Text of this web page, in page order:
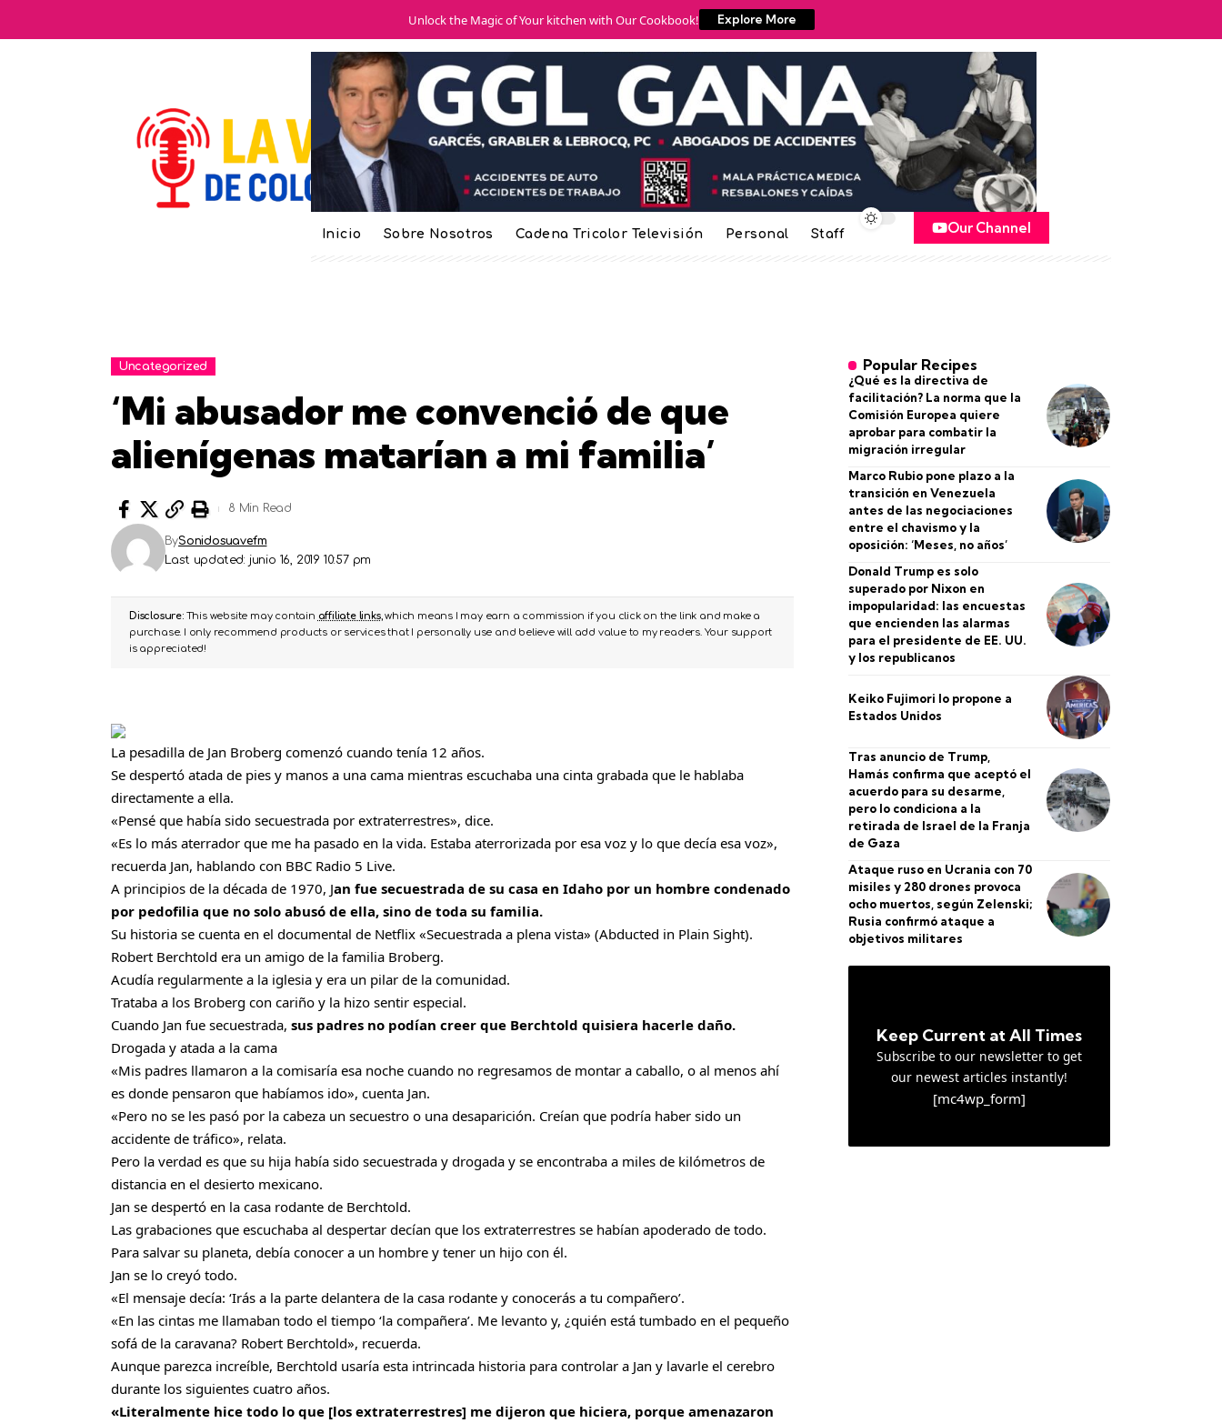
Unlock the Magic of Your kitchen with Our Cookbook! Explore More
Inicio Sobre Nosotros Cadena Tricolor Televisión Personal Staff Our Channel
Uncategorized
‘Mi abusador me convenció de que
alienígenas matarían a mi familia’
Last updated: junio 16, 2019 10:57 pm
BySonidosuavefm
8 Min Read
Disclosure:This website may contain affiliate links, which means I may earn a commission if you click on the link and make a
purchase. I only recommend products or services that I personally use and believe will add value to my readers. Your support
is appreciated!
La pesadilla de Jan Broberg comenzó cuando tenía 12 años.
Se despertó atada de pies y manos a una cama mientras escuchaba una cinta grabada que le hablaba
directamente a ella.
«Pensé que había sido secuestrada por extraterrestres», dice.
«Es lo más aterrador que me ha pasado en la vida. Estaba aterrorizada por esa voz y lo que decía esa voz»,
recuerda Jan, hablando con BBC Radio 5 Live.
A principios de la década de 1970, Jan fue secuestrada de su casa en Idaho por un hombre condenado
por pedofilia que no solo abusó de ella, sino de toda su familia.
Su historia se cuenta en el documental de Netflix «Secuestrada a plena vista» (Abducted in Plain Sight).
Robert Berchtold era un amigo de la familia Broberg.
Acudía regularmente a la iglesia y era un pilar de la comunidad.
Trataba a los Broberg con cariño y la hizo sentir especial.
Cuando Jan fue secuestrada, sus padres no podían creer que Berchtold quisiera hacerle daño.
Drogada y atada a la cama
«Mis padres llamaron a la comisaría esa noche cuando no regresamos de montar a caballo, o al menos ahí
es donde pensaron que habíamos ido», cuenta Jan.
«Pero no se les pasó por la cabeza un secuestro o una desaparición. Creían que podría haber sido un
accidente de tráfico», relata.
Pero la verdad es que su hija había sido secuestrada y drogada y se encontraba a miles de kilómetros de
distancia en el desierto mexicano.
Jan se despertó en la casa rodante de Berchtold.
Las grabaciones que escuchaba al despertar decían que los extraterrestres se habían apoderado de todo.
Para salvar su planeta, debía conocer a un hombre y tener un hijo con él.
Jan se lo creyó todo.
«El mensaje decía: ‘Irás a la parte delantera de la casa rodante y conocerás a tu compañero’.
«En las cintas me llamaban todo el tiempo ‘la compañera’. Me levanto y, ¿quién está tumbado en el pequeño
sofá de la caravana? Robert Berchtold», recuerda.
Aunque parezca increíble, Berchtold usaría esta intrincada historia para controlar a Jan y lavarle el cerebro
durante los siguientes cuatro años.
«Literalmente hice todo lo que [los extraterrestres] me dijeron que hiciera, porque amenazaron
Popular Recipes
¿Qué es la directiva de
facilitación? La norma que la
Comisión Europea quiere
aprobar para combatir la
migración irregular
Marco Rubio pone plazo a la
transición en Venezuela
antes de las negociaciones
entre el chavismo y la
oposición: ‘Meses, no años’
Donald Trump es solo
superado por Nixon en
impopularidad: las encuestas
que encienden las alarmas
para el presidente de EE. UU.
y los republicanos
Keiko Fujimori lo propone a
Estados Unidos
Tras anuncio de Trump,
Hamás confirma que aceptó el
acuerdo para su desarme,
pero lo condiciona a la
retirada de Israel de la Franja
de Gaza
Ataque ruso en Ucrania con 70
misiles y 280 drones provoca
ocho muertos, según Zelenski;
Rusia confirmó ataque a
objetivos militares
Keep Current at All Times
Subscribe to our newsletter to get
our newest articles instantly!
[mc4wp_form]